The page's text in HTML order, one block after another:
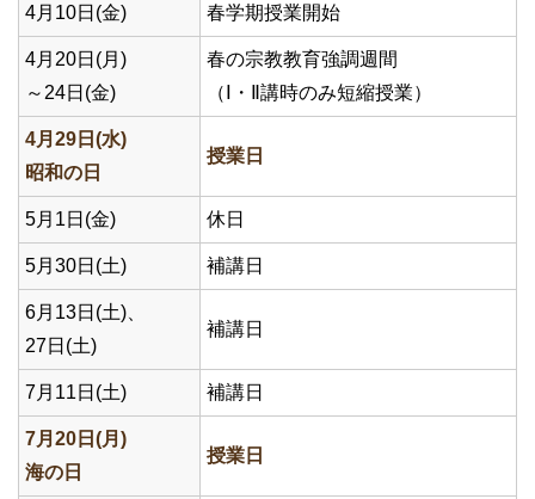
4月10日(金) 春学期授業開始
4月20日(月)
～24日(金)
春の宗教教育強調週間
（Ⅰ・Ⅱ講時のみ短縮授業）
4月29日(水)
昭和の日
授業日
5月1日(金) 休日
5月30日(土) 補講日
6月13日(土)、
27日(土)
補講日
7月11日(土) 補講日
7月20日(月)
海の日
授業日